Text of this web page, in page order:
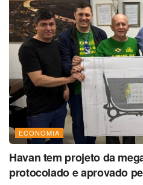
ECONOMIA
Havan tem projeto da
protocolado e aprovado